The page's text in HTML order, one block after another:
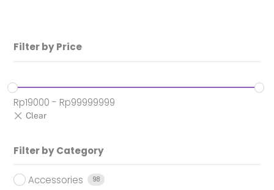
Filter by Price
Rp19000 - Rp99999999
Filter by Category
Accessories 98